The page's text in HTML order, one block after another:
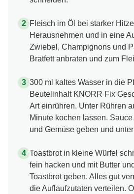
Fleisch im Öl bei starker
Herausnehmen und in eine
Zwiebel, Champignons und
Bratfett anbraten und zum
300 ml kaltes Wasser in die
Beutelinhalt KNORR Fix
Art einrühren. Unter Rühren
Minute kochen lassen.
und Gemüse geben und
Toastbrot in kleine Würfel
fein hacken und mit Butter
Toastbrot geben. Alles gut
die Auflaufzutaten verteilen.